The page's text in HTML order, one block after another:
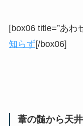
[box06 title=”あわ
知らず[/box06]
葦の髄から天